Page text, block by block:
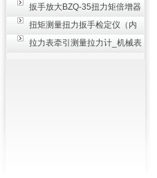
计_带遥控电子拉力计数显式
扳手放大BZQ-35扭力矩倍增器
_3500牛米扭力倍力器仪
扭矩测量扭力扳手检定仪（内
置打印） 扭矩检验仪器
拉力表牵引测量拉力计_机械表